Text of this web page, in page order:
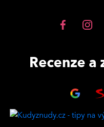
Recenze a